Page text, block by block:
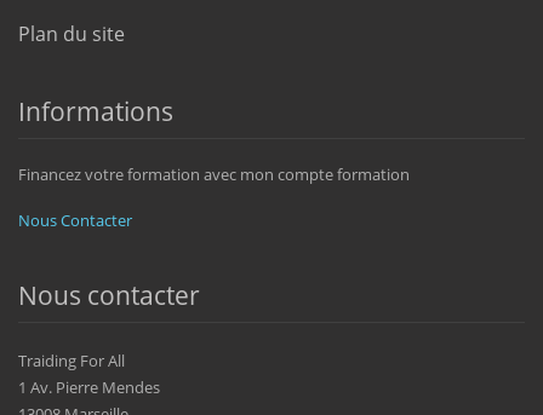
Plan du site
Informations
Financez votre formation avec mon compte formation
Nous Contacter
Nous contacter
Traiding For All
1 Av. Pierre Mendes